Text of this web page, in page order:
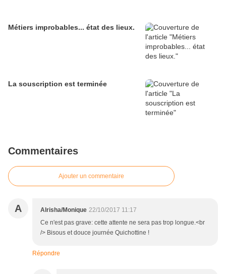
Métiers improbables... état des lieux.
La souscription est terminée
Commentaires
Ajouter un commentaire
A Alrisha/Monique 22/10/2017 11:17
Ce n'est pas grave: cette attente ne sera pas trop longue.<br
/> Bisous et douce journée Quichottine !
Répondre